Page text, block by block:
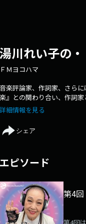
川れい子の
Ｍヨコハマ
楽評論家、作詞家、さら
』との関わり合い、作詞
を赤裸々に語っていきます
radiko.jp/#!/search/
細情報を見る
シェア
ピソード
第4